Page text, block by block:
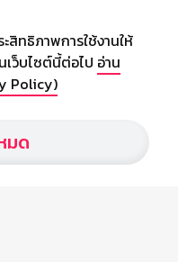
ผลฟุตบอลทั่วโลก ฟรีเมียร์
พร้อมทั้งวิเคราะห์บอล จาก
ทธิภาพการใช้งานให้
เว็บไซต์นี้ต่อไป อ่าน
Policy)
มด